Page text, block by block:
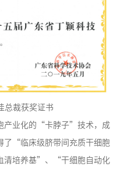
总裁获奖证书
产业化的“卡脖子”技术，成
了“临床级脐带间充质干细胞
培养基”、“干细胞自动化